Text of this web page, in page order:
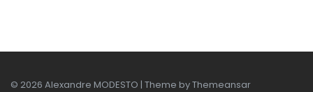
© 2026 Alexandre MODESTO | Theme byThemeansar